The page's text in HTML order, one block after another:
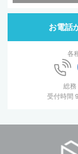
お電話
各
総
受付時間